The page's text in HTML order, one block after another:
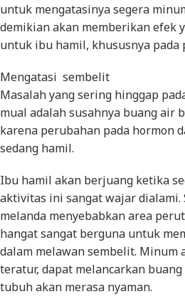
untuk mengatasinya segera
demikian akan memberikan efek
untuk ibu hamil, khususnya pada
Mengatasi sembelit
Masalah yang sering hinggap
mual adalah susahnya buang air
karena perubahan pada hormon
sedang hamil.
Ibu hamil akan berjuang ketika
aktivitas ini sangat wajar dialami.
melanda menyebabkan area
hangat sangat berguna untuk
dalam melawan sembelit. Minum
teratur, dapat melancarkan
tubuh akan merasa nyaman.